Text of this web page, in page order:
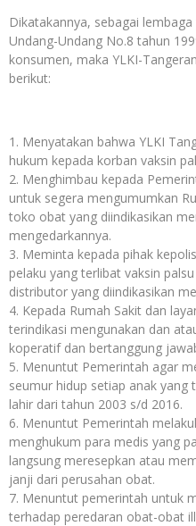
Dikatakannya, sebagai
Undang-Undang No.8 tahun
konsumen, maka YLKI-
berikut:
Menyatakan bahwa YLKI
hukum kepada korban vaksin
Menghimbau kepada
untuk segera mengumumkan
toko obat yang diindikasikan
mengedarkannya.
Meminta kepada pihak
pelaku yang terlibat vaksin
distributor yang diindikasikan
Kepada Rumah Sakit dan
terindikasi mengunakan dan
koperatif dan bertanggung
Menuntut Pemerintah agar
seumur hidup setiap anak yang
lahir dari tahun 2003 s/d 2016.
Menuntut Pemerintah
menghukum para medis yang
langsung meresepkan atau
janji dari perusahan obat.
Menuntut pemerintah untuk
terhadap peredaran obat-obat